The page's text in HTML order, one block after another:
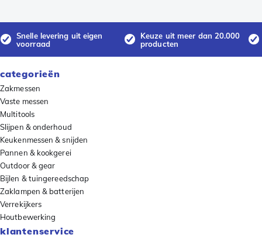
Snelle levering uit eigen
voorraad
Keuze uit meer dan 20.000
producten
categorieën
Zakmessen
Vaste messen
Multitools
Slijpen & onderhoud
Keukenmessen & snijden
Pannen & kookgerei
Outdoor & gear
Bijlen & tuingereedschap
Zaklampen & batterijen
Verrekijkers
Houtbewerking
klantenservice